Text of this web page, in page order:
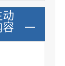
动
容